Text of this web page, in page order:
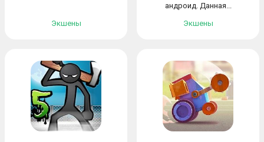
Экшены
андроид. Данная...
Экшены